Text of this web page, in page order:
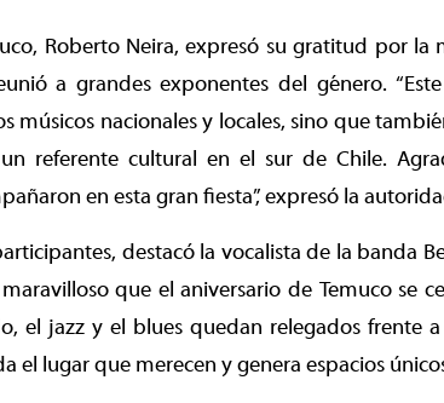
Roberto Neira, expresó su gratitud por la
a grandes exponentes del género.
músicos nacionales y locales, sino que
referente cultural en el sur de Chile.
en esta gran fiesta”, expresó la
destacó la vocalista de la banda
maravilloso que el aniversario de Temuco se
el jazz y el blues quedan relegados frente
el lugar que merecen y genera espacios